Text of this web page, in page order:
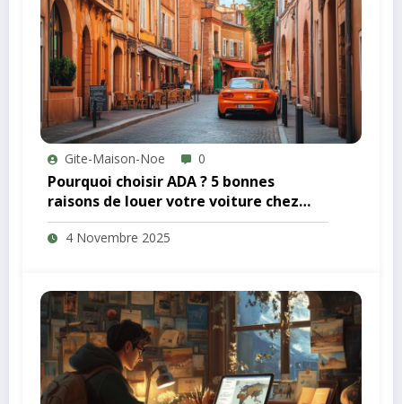
Gite-Maison-Noe 0
Pourquoi choisir ADA ? 5 bonnes
raisons de louer votre voiture chez
ADA à Toulouse
4 Novembre 2025